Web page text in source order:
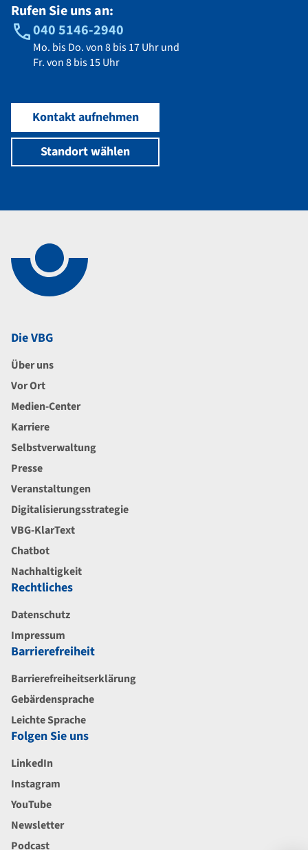
Rufen Sie uns an:
040 5146-2940
Mo. bis Do. von 8 bis 17 Uhr und
Fr. von 8 bis 15 Uhr
Kontakt aufnehmen
Standort wählen
Die VBG
Über uns
Vor Ort
Medien-Center
Karriere
Selbstverwaltung
Presse
Veranstaltungen
Digitalisierungsstrategie
VBG-KlarText
Chatbot
Nachhaltigkeit
Rechtliches
Datenschutz
Impressum
Barrierefreiheit
Barrierefreiheitserklärung
Gebärdensprache
Leichte Sprache
Folgen Sie uns
LinkedIn
Instagram
YouTube
Newsletter
Podcast